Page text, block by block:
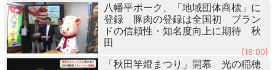
八幡平ポーク、「地域団体商標」に
登録 豚肉の登録は全国初 ブラン
ドの信頼性・知名度向上に期待 秋
田
[18:00]
「秋田竿燈まつり」開幕 光の稲穂